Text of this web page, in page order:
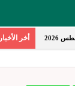
أخر الأخبار